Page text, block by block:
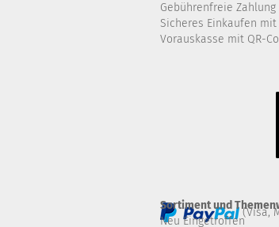
Gebührenfreie Zahlung
Sicheres Einkaufen
Vorauskasse mit QR-
(Visa,
Sortiment und
Neu Eingetroffen